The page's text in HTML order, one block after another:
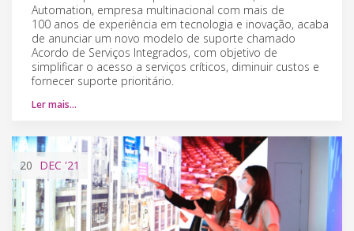
Automation, empresa multinacional com mais de
100 anos de experiência em tecnologia e inovação, acaba
de anunciar um novo modelo de suporte chamado
Acordo de Serviços Integrados, com objetivo de
simplificar o acesso a serviços críticos, diminuir custos e
fornecer suporte prioritário.
Ler mais…
20 DEC '21